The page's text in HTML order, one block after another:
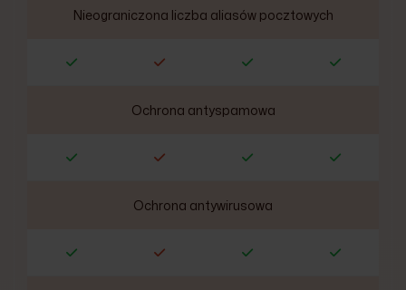
Nieograniczona liczba aliasów pocztowych
Ochrona antyspamowa
Ochrona antywirusowa